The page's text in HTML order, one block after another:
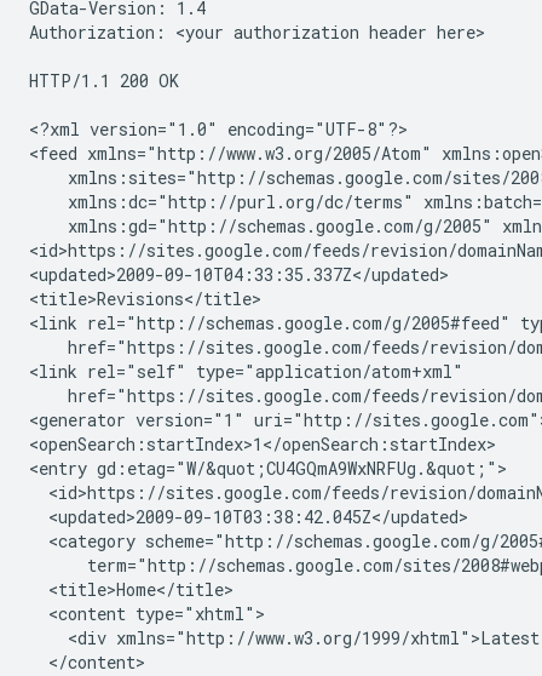
GData-Version: 1.4
Authorization: <your authorization header here>
HTTP/1.1 200 OK
<?xml version="1.0" encoding="UTF-8"?>
<feed xmlns="http://www.w3.org/2005/Atom"
xmlns:sites="http://schemas.google.com/sites/
xmlns:dc="http://purl.org/dc/terms"
xmlns:gd="http://schemas.google.com/g/2005"
<id>https://sites.google.com/feeds/revision/
<updated>2009-09-10T04:33:35.337Z</updated>
<title>Revisions</title>
<link rel="http://schemas.google.com/g/2005#feed"
    href="https://sites.google.com/feeds/revision/
<link rel="self" type="application/atom+xml"
    href="https://sites.google.com/feeds/revision/
<generator version="1" uri="http://
<openSearch:startIndex>1</openSearch:startIndex>
<entry gd:etag="W/&quot;CU4GQmA9WxNRFUg.&quot;">
  <id>https://sites.google.com/feeds/revision/
  <updated>2009-09-10T03:38:42.045Z</updated>
<category scheme="http://schemas.google.com/g/
term="http://schemas.google.com/sites/
  <title>Home</title>
  <content type="xhtml">
    <div xmlns="http://www.w3.org/1999/xhtml">
  </content>